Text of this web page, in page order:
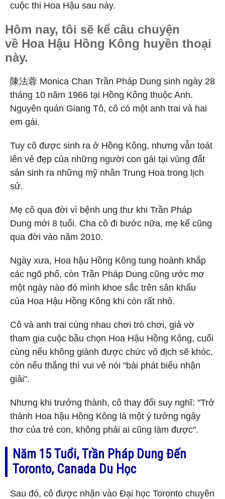
cuộc thi Hoa Hậu sau này.
Hôm nay, tôi sẽ kể câu chuyện
về Hoa Hậu Hồng Kông huyền thoại
này.
陳法蓉 Monica Chan Trần Pháp Dung sinh ngày 28
tháng 10 năm 1966 tại Hồng Kông thuộc Anh.
Nguyên quán Giang Tô, cô có một anh trai và hai
em gái.
Tuy cô được sinh ra ở Hồng Kông, nhưng vẫn toát
lên vẻ đẹp của những người con gái tại vùng đất
sản sinh ra những mỹ nhân Trung Hoa trong lịch
sử.
Mẹ cô qua đời vì bệnh ung thư khi Trần Pháp
Dung mới 8 tuổi. Cha cô đi bước nữa, mẹ kế cũng
qua đời vào năm 2010.
Ngày xưa, Hoa hậu Hồng Kông tung hoành khắp
các ngõ phố, còn Trần Pháp Dung cũng ước mơ
một ngày nào đó mình khoe sắc trên sân khấu
của Hoa Hậu Hồng Kông khi còn rất nhỏ.
Cô và anh trai cùng nhau chơi trò chơi, giả vờ
tham gia cuộc bầu chọn Hoa Hậu Hồng Kông, cuối
cùng nếu không giành được chức vô địch sẽ khóc,
còn nếu thắng thì vui vẻ nói "bài phát biểu nhận
giải".
Nhưng khi trưởng thành, cô thay đổi suy nghĩ: "Trở
thành Hoa hậu Hồng Kông là một ý tưởng ngây
thơ của trẻ con, không phải ai cũng làm được".
Năm 15 Tuổi, Trần Pháp Dung Đến
Toronto, Canada Du Học
Sau đó, cô được nhận vào Đại học Toronto chuyên